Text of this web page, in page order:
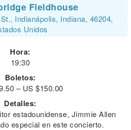
Fieldhouse
Indianápolis, Indiana, 46204,
Unidos
Hora:
19:30
Boletos:
– US $150.00
Detalles:
estadounidense, Jimmie Allen
especial en este concierto.